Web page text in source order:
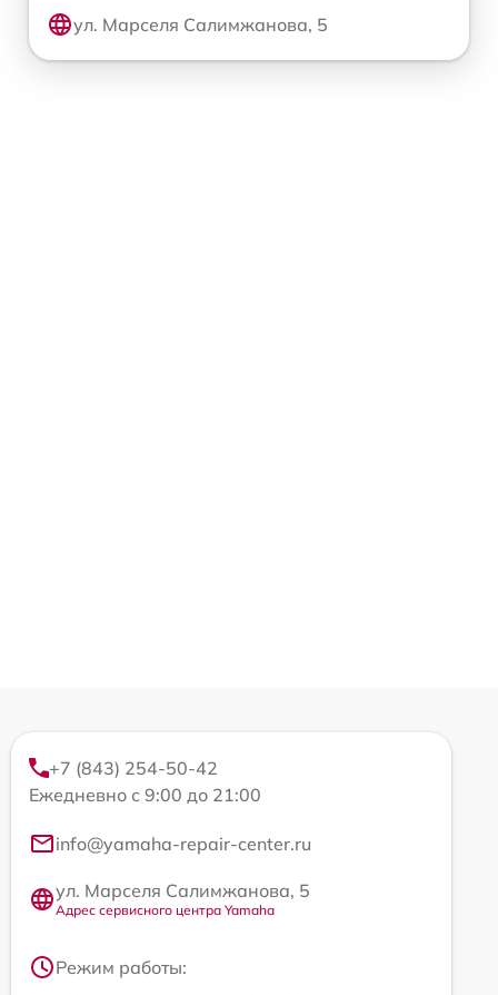
ул. Марселя Салимжанова, 5
+7 (843) 254-50-42
Ежедневно с 9:00 до 21:00
info@yamaha-repair-center.ru
ул. Марселя Салимжанова, 5
Адрес сервисного центра Yamaha
Режим работы: